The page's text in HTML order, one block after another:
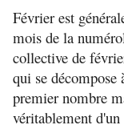
Février est
mois de la
collective de
qui se décompose
premier nombre
véritablement